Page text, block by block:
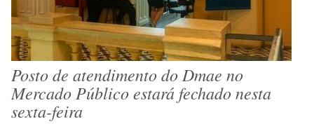
Posto de atendimento do Dmae no
Mercado Público estará fechado nesta
sexta-feira